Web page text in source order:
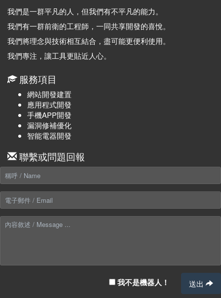
我們是一群平凡的人，但我們有不平凡的能力。
我們有一群前衛的工程師，一同共享開發的喜悅。
我們將理念與技術相互結合，盡可能更便利使用。
我們專注，讓工具更貼近人心。
服務項目
網站開發建置
應用程式開發
手機APP開發
漏洞修補優化
智能電器開發
聯繫或問題回報
我不是機器人！
送出